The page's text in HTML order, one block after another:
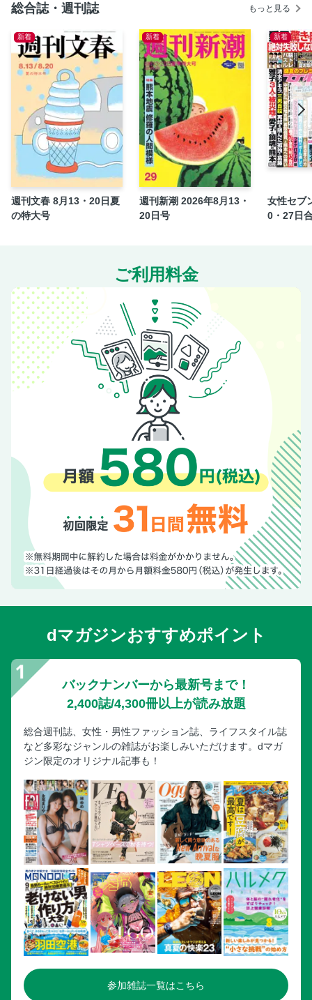
ウクライナ 常識を覆すドローン戦争最前線
Movies 愛と信頼と罠が詰め込まれた『ブラックバッグ』
Movies 『木曜殺人クラブ』の偉大な俳優と残念な脚本
Exercise 筋トレ習慣で健やかな更年期ライフを
Newsweek SDGs Awards 2025
PenBooksフェアのご案内
Newsweek「世界の最新医療2025」のご案内
Picture Power 「時の層」で紡ぐ故郷・女川の物語
News English ＆ Letters
定期購読のご案内
Tokyo Eye 外国人リレーコラム──ティムラズ・レジャバ
「遠い存在」の茶道を見つめ直して
総合誌・週刊誌 もっと見る
新着
週刊文春 8月13・20日夏
の特大号
新着
週刊新潮 2026年8月13・
20日号
新着
女性セブ
0・27日
ご利用料金
dマガジンおすすめポイント
バックナンバーから最新号まで！
2,400誌/4,300冊以上が読み放題
総合週刊誌、女性・男性ファッション誌、ライフスタイル誌
など多彩なジャンルの雑誌がお楽しみいただけます。dマガ
ジン限定のオリジナル記事も！
参加雑誌一覧はこちら